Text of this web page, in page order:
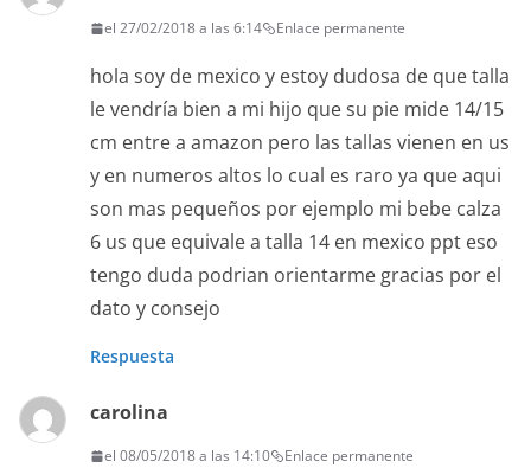
el 27/02/2018 a las 6:14 Enlace permanente
hola soy de mexico y estoy dudosa de que talla
le vendría bien a mi hijo que su pie mide 14/15
cm entre a amazon pero las tallas vienen en us
y en numeros altos lo cual es raro ya que aqui
son mas pequeños por ejemplo mi bebe calza
6 us que equivale a talla 14 en mexico ppt eso
tengo duda podrian orientarme gracias por el
dato y consejo
Respuesta
carolina
el 08/05/2018 a las 14:10 Enlace permanente